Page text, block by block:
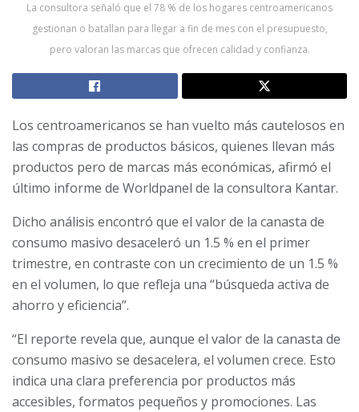
La consultora señaló que el 78 % de los hogares centroamericanos
gestionan o batallan para llegar a fin de mes con el presupuesto,
pero valoran las marcas que ofrecen calidad y confianza.
Los centroamericanos se han vuelto más cautelosos en
las compras de productos básicos, quienes llevan más
productos pero de marcas más económicas, afirmó el
último informe de Worldpanel de la consultora Kantar.
Dicho análisis encontró que el valor de la canasta de
consumo masivo desaceleró un 1.5 % en el primer
trimestre, en contraste con un crecimiento de un 1.5 %
en el volumen, lo que refleja una “búsqueda activa de
ahorro y eficiencia”.
“El reporte revela que, aunque el valor de la canasta de
consumo masivo se desacelera, el volumen crece. Esto
indica una clara preferencia por productos más
accesibles, formatos pequeños y promociones. Las